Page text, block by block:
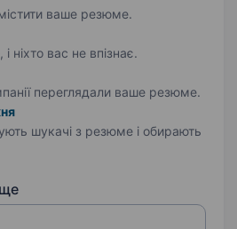
ваше резюме.
ніхто вас не впізнає.
переглядали ваше резюме.
шукачі з резюме і обирають